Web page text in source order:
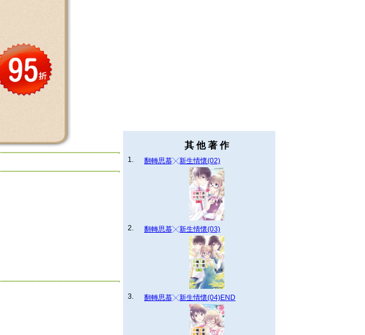
其 他 著 作
1. 翻轉思慕╳新生情懷(02)
2. 翻轉思慕╳新生情懷(03)
3. 翻轉思慕╳新生情懷(04)END